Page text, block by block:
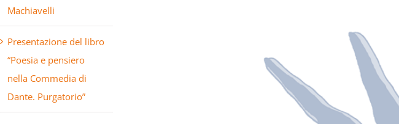
Machiavelli
Presentazione del libro
“Poesia e pensiero
nella Commedia di
Dante. Purgatorio”